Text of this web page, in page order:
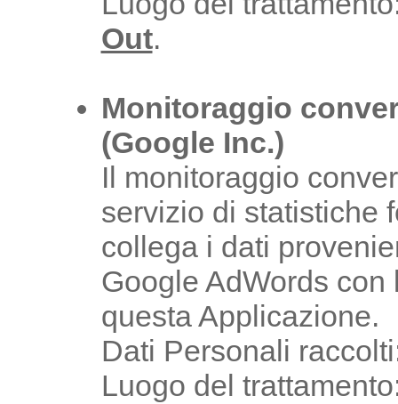
Out.
Monitoraggio
(Google Inc.)
Il monitoraggio
servizio di statistiche
collega i dati
Google AdWords
questa Applicazione.
Dati Personali
Luogo del